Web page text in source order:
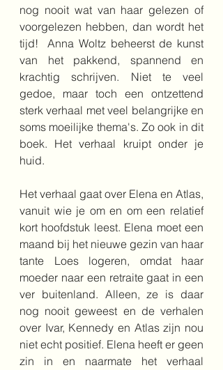
nog nooit wat van haar gelezen of
voorgelezen hebben, dan wordt het
tijd!  Anna Woltz beheerst de kunst
van het pakkend, spannend en
krachtig schrijven. Niet te veel
gedoe, maar toch een ontzettend
sterk verhaal met veel belangrijke en
soms moeilijke thema's. Zo ook in dit
boek. Het verhaal kruipt onder je
huid.
Het verhaal gaat over Elena en Atlas,
vanuit wie je om en om een relatief
kort hoofdstuk leest. Elena moet een
maand bij het nieuwe gezin van haar
tante Loes logeren, omdat haar
moeder naar een retraite gaat in een
ver buitenland. Alleen, ze is daar
nog nooit geweest en de verhalen
over Ivar, Kennedy en Atlas zijn nou
niet echt positief. Elena heeft er geen
zin in en naarmate het verhaal